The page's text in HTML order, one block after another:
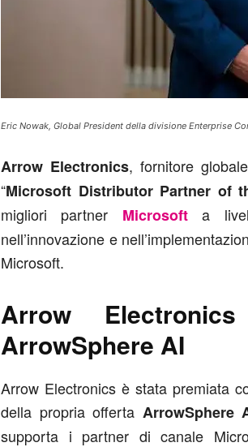
Eric Nowak, Global President della divisione Enterprise
Arrow Electronics, fornitore
“Microsoft Distributor Partner of
migliori partner Microsofta
nell’innovazione e
Microsoft.
Arrow
ArrowSphere AI
Arrow Electronics è stata premiata
della propria offerta ArrowSphere
supporta i partner di canale